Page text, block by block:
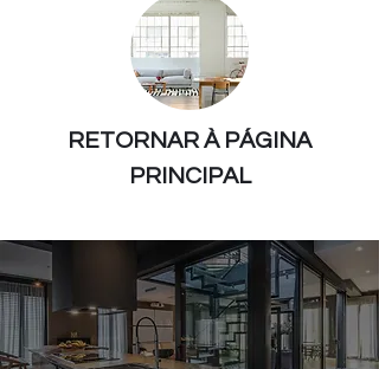
RETORNAR À PÁGINA
PRINCIPAL